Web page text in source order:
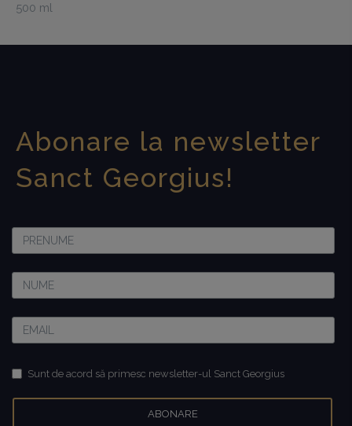
500 ml
Abonare la newsletter
Sanct Georgius!
Sunt de acord să primesc newsletter-ul Sanct Georgius